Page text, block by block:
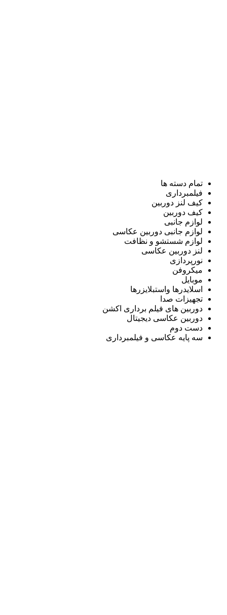
تمام دسته ها
فیلمبرداری
کیف لنز دوربین
کیف دوربین
لوازم جانبی
لوازم جانبی دوربین عکاسی
لوازم شستشو و نظافت
لنز دوربین عکاسی
نورپردازی
میکروفن
موبایل
اسلایدرها واستبلایزرها
تجهیزات صدا
دوربین های فیلم برداری اکشن
دوربین عکاسی دیجیتال
دست دوم
سه پایه عکاسی و فیلمبرداری